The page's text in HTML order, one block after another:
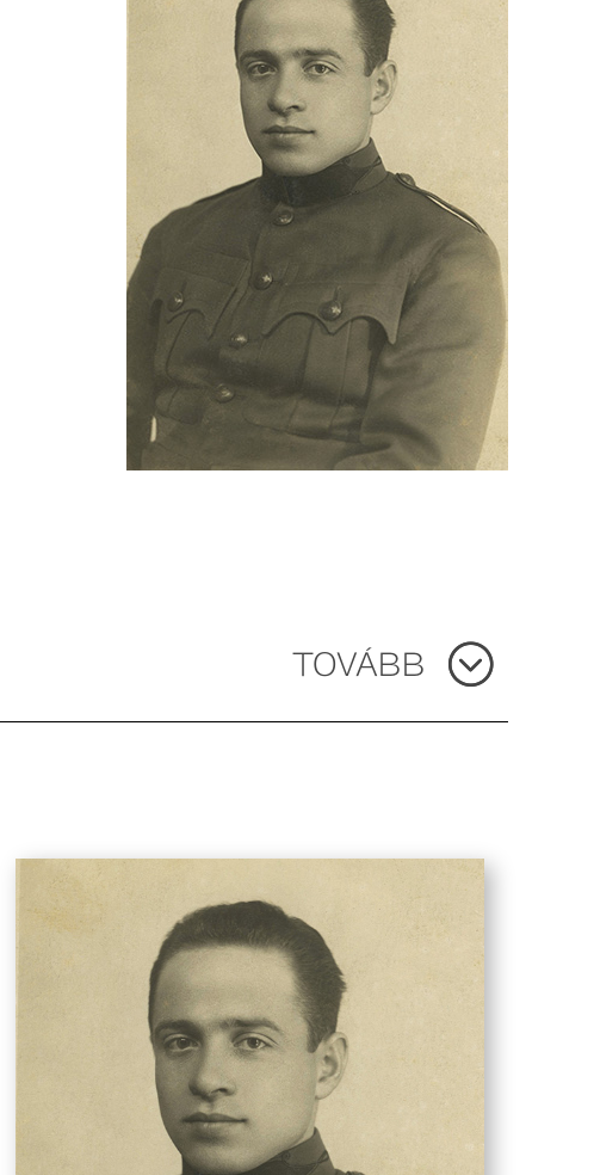
TOVÁBB